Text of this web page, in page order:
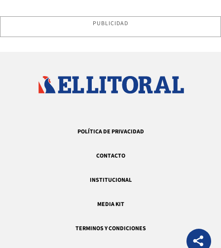
PUBLICIDAD
POLÍTICA DE PRIVACIDAD
CONTACTO
INSTITUCIONAL
MEDIA KIT
TERMINOS Y CONDICIONES